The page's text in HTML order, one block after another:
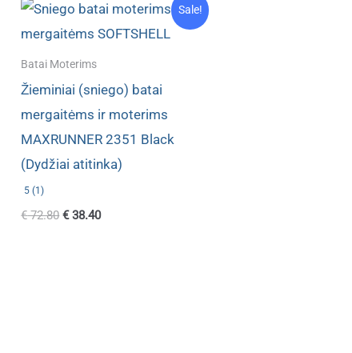
Sale!
Batai Moterims
Žieminiai (sniego) batai
mergaitėms ir moterims
MAXRUNNER 2351 Black
(Dydžiai atitinka)
5 (1)
€72.80 Original
€38.40Current